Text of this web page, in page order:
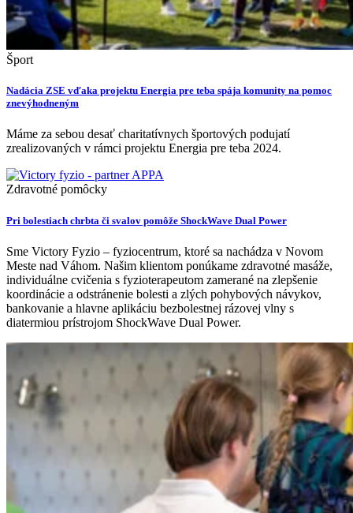
Šport
Nadácia ZSE vďaka projektu Energia pre teba spája komunity na pomoc
znevýhodneným
Máme za sebou desať charitatívnych športových podujatí
zrealizovaných v rámci projektu Energia pre teba 2024.
Zdravotné pomôcky
Pri bolestiach chrbta či svalov pomôže ShockWave Dual Power
Sme Victory Fyzio – fyziocentrum, ktoré sa nachádza v Novom
Meste nad Váhom. Našim klientom ponúkame zdravotné masáže,
individuálne cvičenia s fyzioterapeutom zamerané na zlepšenie
koordinácie a odstránenie bolesti a zlých pohybových návykov,
bankovanie a hlavne aplikáciu bezbolestnej rázovej vlny s
diatermiou prístrojom ShockWave Dual Power.